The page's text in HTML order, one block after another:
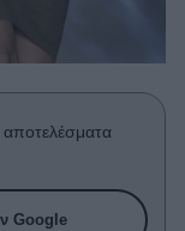
Google